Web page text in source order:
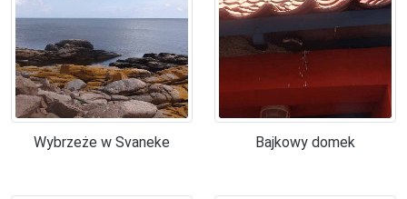
Wybrzeże w Svaneke Bajkowy domek